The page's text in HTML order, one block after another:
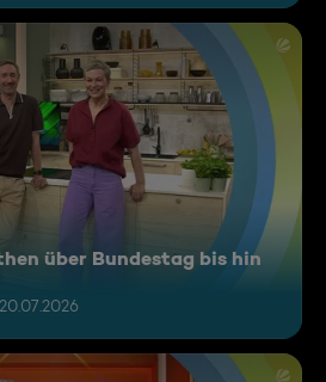
über Bundestag bis hin